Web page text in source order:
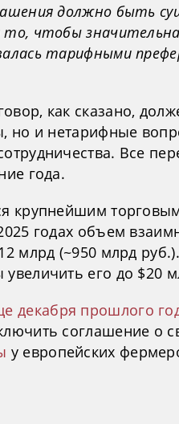
должно быть
чтобы
тарифными
как сказано,
но и нетарифные
Все
года.
крупнейшим
годах объем
млрд (~950 млрд
его до $20
декабря прошлого
соглашение о
у европейских